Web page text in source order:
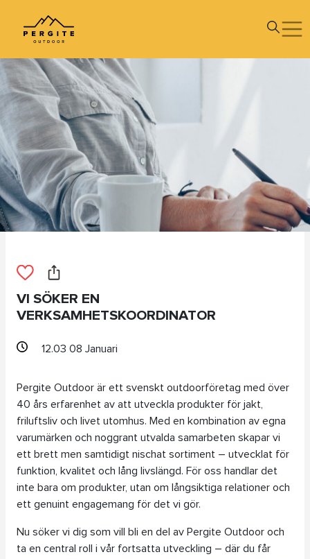
VI SÖKER EN
VERKSAMHETSKOORDINATOR
12.03 08 Januari
Pergite Outdoor är ett svenskt outdoorföretag med över
40 års erfarenhet av att utveckla produkter för jakt,
friluftsliv och livet utomhus. Med en kombination av egna
varumärken och noggrant utvalda samarbeten skapar vi
ett brett men samtidigt nischat sortiment – utvecklat för
funktion, kvalitet och lång livslängd. För oss handlar det
inte bara om produkter, utan om långsiktiga relationer och
ett genuint engagemang för det vi gör.
Nu söker vi dig som vill bli en del av Pergite Outdoor och
ta en central roll i vår fortsatta utveckling – där du får